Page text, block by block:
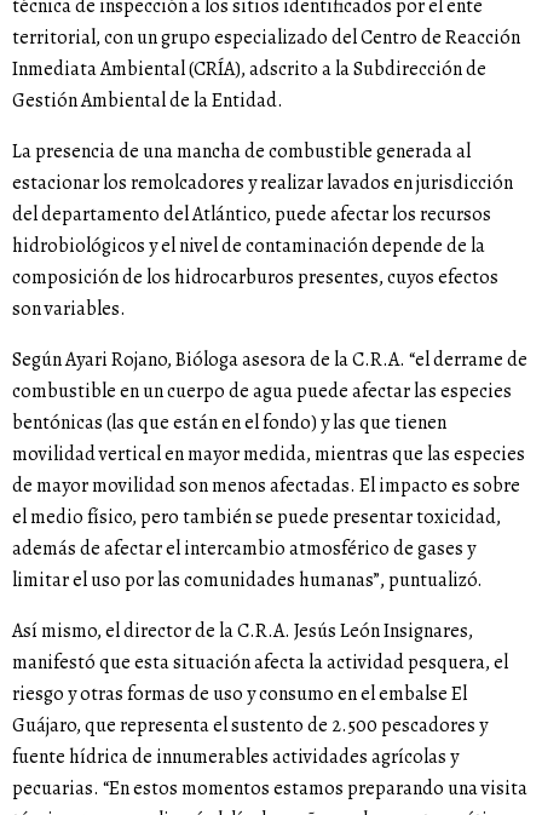
técnica de inspección a los sitios identificados por el ente
territorial, con un grupo especializado del Centro de Reacción
Inmediata Ambiental (CRÍA), adscrito a la Subdirección de
Gestión Ambiental de la Entidad.
La presencia de una mancha de combustible generada al
estacionar los remolcadores y realizar lavados en jurisdicción
del departamento del Atlántico, puede afectar los recursos
hidrobiológicos y el nivel de contaminación depende de la
composición de los hidrocarburos presentes, cuyos efectos
son variables.
Según Ayari Rojano, Bióloga asesora de la C.R.A. “el derrame de
combustible en un cuerpo de agua puede afectar las especies
bentónicas (las que están en el fondo) y las que tienen
movilidad vertical en mayor medida, mientras que las especies
de mayor movilidad son menos afectadas. El impacto es sobre
el medio físico, pero también se puede presentar toxicidad,
además de afectar el intercambio atmosférico de gases y
limitar el uso por las comunidades humanas”, puntualizó.
Así mismo, el director de la C.R.A. Jesús León Insignares,
manifestó que esta situación afecta la actividad pesquera, el
riesgo y otras formas de uso y consumo en el embalse El
Guájaro, que representa el sustento de 2.500 pescadores y
fuente hídrica de innumerables actividades agrícolas y
pecuarias. “En estos momentos estamos preparando una visita